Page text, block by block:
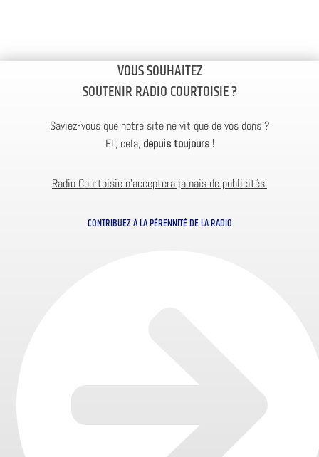
VOUS SOUHAITEZ
SOUTENIR RADIO COURTOISIE ?
Saviez-vous que notre site ne vit que de vos dons ?
Et, cela, depuis toujours !
Radio Courtoisie n’acceptera jamais de publicités.
CONTRIBUEZ À LA PÉRENNITÉ DE LA RADIO